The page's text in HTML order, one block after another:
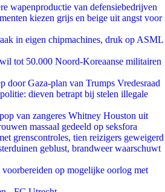
wapenproductie van defensiebedrijven
kiezen grijs en beige uit angst voor
in eigen chipmachines, druk op ASML
tot 50.000 Noord-Koreaanse militairen
door Gaza-plan van Trumps Vredesraad
dieven betrapt bij stelen illegale
van zangeres Whitney Houston uit
massaal gedeeld op seksfora
grenscontroles, tien reizigers geweigerd
geblust, brandweer waarschuwt
op mogelijke oorlog met